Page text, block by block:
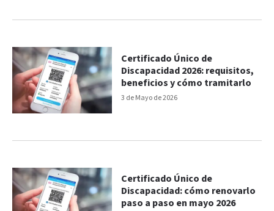
3 de Mayo de 2026
Certificado Único de
Discapacidad 2026: requisitos,
beneficios y cómo tramitarlo
Certificado Único de
Discapacidad: cómo renovarlo
paso a paso en mayo 2026